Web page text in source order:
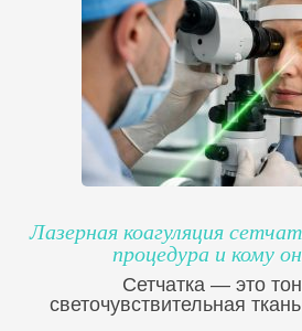
Лазерная коагуляция
процедура и кому
Сетчатка — это
светочувствительная